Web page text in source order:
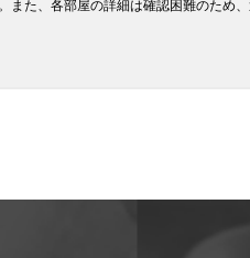
た、各部屋の詳細は確認困難のため